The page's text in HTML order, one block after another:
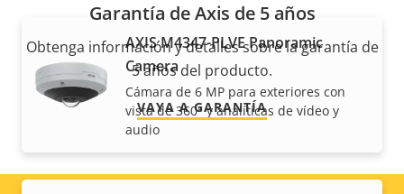
AXIS M4347-PLVE Panoramic
Camera
Cámara de 6 MP para exteriores con
vista de 360° y analíticas de vídeo y
audio
Garantía de Axis de 5 años
Obtenga información y detalles sobre la garantía de
5 años del producto.
VAYA A GARANTÍA